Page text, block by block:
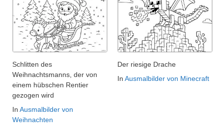
Schlitten des
Weihnachtsmanns, der von
einem hübschen Rentier
gezogen wird
In Ausmalbilder von
Weihnachten
Der riesige Drache
In Ausmalbilder von Minecraft